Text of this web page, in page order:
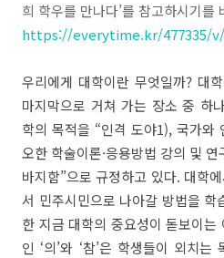
희 학우를 만나다’를 참고하시기를
https://everytime.kr/477335/v/
우리에게 대학이란 무엇일까? 대
마지막으로 거쳐 가는 장소 중 하
학의 목적을 “인격 도야1), 국가와
오한 학술이론·응용방법 강의 및
바지함”으로 규정하고 있다. 대학
서 민주시민으로 나아갈 방법을 학
한 지금 대학의 중요성이 돋보이는
인 ‘의’와 ‘참’은 학생들이 외치